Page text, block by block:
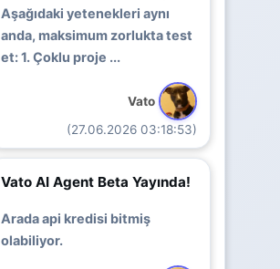
Aşağıdaki yetenekleri aynı
anda, maksimum zorlukta test
et: 1. Çoklu proje ...
Vato
(27.06.2026 03:18:53)
Vato AI Agent Beta Yayında!
Arada api kredisi bitmiş
olabiliyor.